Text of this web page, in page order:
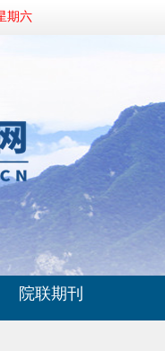
期六
院联期刊